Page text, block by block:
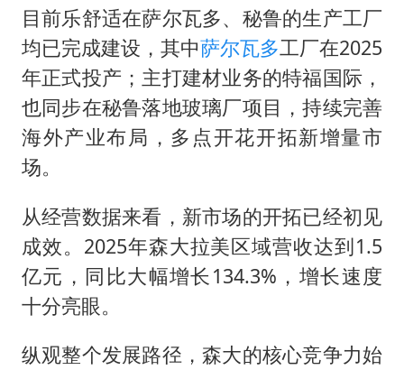
目前乐舒适在萨尔瓦多、秘鲁的生产工厂
均已完成建设，其中萨尔瓦多工厂在2025
年正式投产；主打建材业务的特福国际，
也同步在秘鲁落地玻璃厂项目，持续完善
海外产业布局，多点开花开拓新增量市
场。
从经营数据来看，新市场的开拓已经初见
成效。2025年森大拉美区域营收达到1.5
亿元，同比大幅增长134.3%，增长速度
十分亮眼。
纵观整个发展路径，森大的核心竞争力始